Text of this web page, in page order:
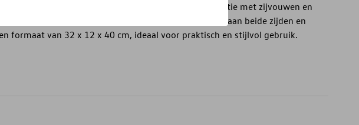
tas uit de New Volkswagen promotionele collectie met zijvouwen en
bodem. De tas is voorzien van het Volkswagen-logo aan beide zijden en
formaat van 32 x 12 x 40 cm, ideaal voor praktisch en stijlvol gebruik.